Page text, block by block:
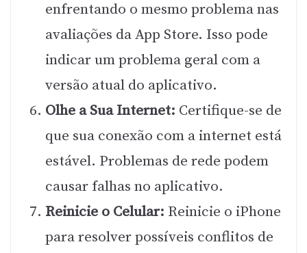
enfrentando o mesmo problema nas
avaliações da App Store. Isso pode
indicar um problema geral com a
versão atual do aplicativo.
Olhe a Sua Internet: Certifique-se de
que sua conexão com a internet está
estável. Problemas de rede podem
causar falhas no aplicativo.
Reinicie o Celular: Reinicie o iPhone
para resolver possíveis conflitos de